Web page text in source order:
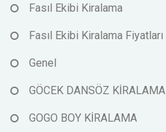
Fasıl Ekibi Kiralama
Fasıl Ekibi Kiralama Fiyatları
Genel
GÖCEK DANSÖZ KİRALAMA
GOGO BOY KİRALAMA